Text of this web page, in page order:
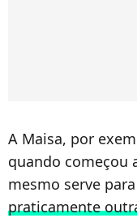
A Maisa, por
quando começou
mesmo serve
praticamente